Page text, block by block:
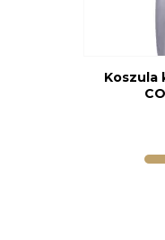
Kolor
Koszula